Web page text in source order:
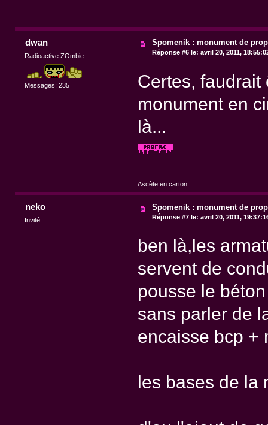
dwan
Radioactive ZOmbie
Messages: 235
Spomenik : monument de
Réponse #6 le: avril 20, 2011,
Certes, faudrait
monument en
là...
Ascète en carton.
neko
Invité
Spomenik : monument de
Réponse #7 le: avril 20, 2011,
ben là,les
servent de
pousse le
sans parler de
encaisse bcp +
les bases de la